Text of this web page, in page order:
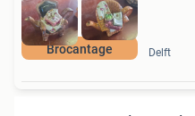
Brocantage Delft